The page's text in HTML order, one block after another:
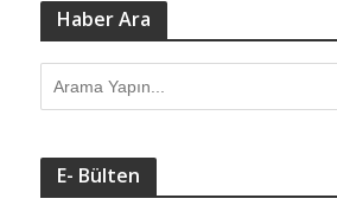
Haber Ara
E- Bülten